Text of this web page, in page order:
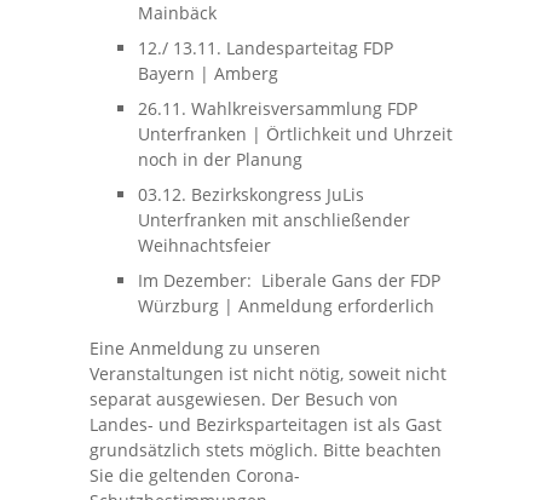
Mainbäck
12./ 13.11. Landesparteitag FDP
Bayern | Amberg
26.11. Wahlkreisversammlung FDP
Unterfranken | Örtlichkeit und Uhrzeit
noch in der Planung
03.12. Bezirkskongress JuLis
Unterfranken mit anschließender
Weihnachtsfeier
Im Dezember: Liberale Gans der FDP
Würzburg | Anmeldung erforderlich
Eine Anmeldung zu unseren
Veranstaltungen ist nicht nötig, soweit nicht
separat ausgewiesen. Der Besuch von
Landes- und Bezirksparteitagen ist als Gast
grundsätzlich stets möglich. Bitte beachten
Sie die geltenden Corona-